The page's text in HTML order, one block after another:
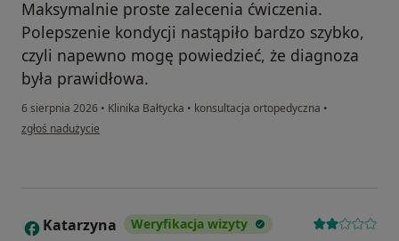
Maksymalnie proste zalecenia ćwiczenia.
Polepszenie kondycji nastąpiło bardzo szybko,
czyli napewno mogę powiedzieć, że diagnoza
była prawidłowa.
6 sierpnia 2026 • Klinika Bałtycka • konsultacja ortopedyczna •
w opinii użytkownika Tetiana
zgłoś nadużycie
K Katarzyna Weryfikacja wizyty